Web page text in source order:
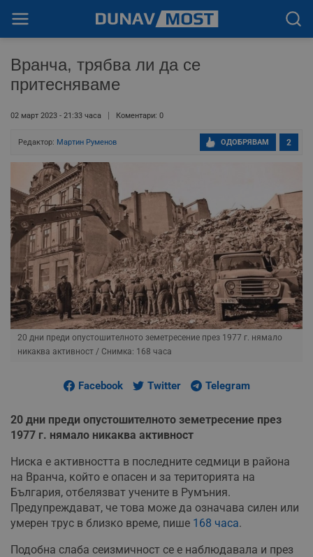
Вранча, трябва ли да се
притесняваме
02 март 2023 - 21:33 часа Коментари: 0
Редактор: Мартин Руменов 2
ОДОБРЯВАМ
20 дни преди опустошителното земетресение през 1977 г. нямало
никаква активност / Снимка: 168 часа
Facebook Twitter Telegram
20 дни преди опустошителното земетресение през
1977 г. нямало никаква активност
Ниска е активността в последните седмици в района
на Вранча, който е опасен и за територията на
България, отбелязват учените в Румъния.
Предупреждават, че това може да означава силен или
умерен трус в близко време, пише 168 часа.
Подобна слаба сеизмичност се е наблюдавала и през